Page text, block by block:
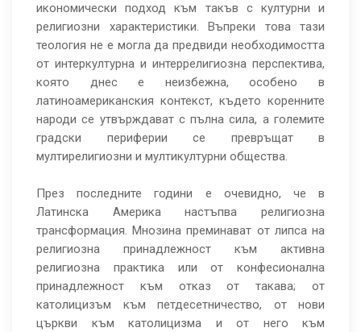
икономически подход към такъв с културни и
религиозни характеристики. Въпреки това тази
теология не е могла да предвиди необходимостта
от интеркултурна и интеррелигиозна перспектива,
която днес е неизбежна, особено в
латиноамериканския контекст, където коренните
народи се утвърждават с пълна сила, а големите
градски периферии се превръщат в
мултирелигиозни и мултикултурни общества.
През последните години е очевидно, че в
Латинска Америка настъпва религиозна
трансформация. Мнозина преминават от липса на
религиозна принадлежност към активна
религиозна практика или от конфесионална
принадлежност към отказ от такава; от
католицизъм към петдесетничество, от нови
църкви към католицизма и от него към